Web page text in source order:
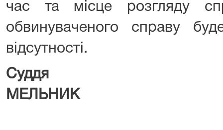
час та місце розгляду
обвинуваченого справу
відсутності.
Суддя
МЕЛЬНИК